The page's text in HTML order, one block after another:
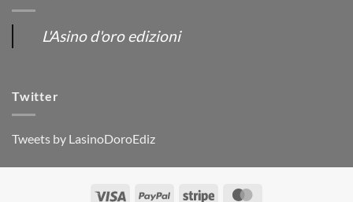
L'Asino d'oro edizioni
Twitter
Tweets by LasinoDoroEdiz
Visa PayPal Stripe